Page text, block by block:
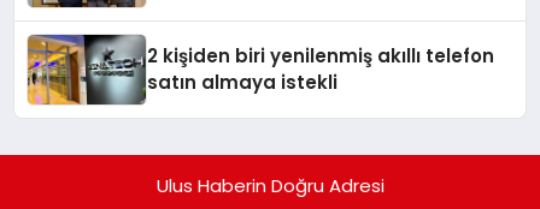
2 kişiden biri yenilenmiş akıllı telefon
satın almaya istekli
Ulus Haberin Doğru Adresi